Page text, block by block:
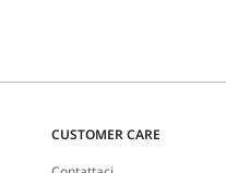
CUSTOMER CARE